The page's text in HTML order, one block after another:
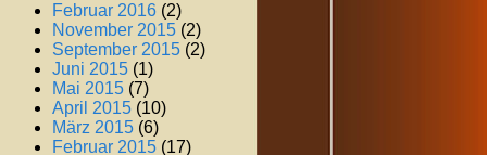
Februar 2016 (2)
November 2015 (2)
September 2015 (2)
Juni 2015 (1)
Mai 2015 (7)
April 2015 (10)
März 2015 (6)
Februar 2015 (17)